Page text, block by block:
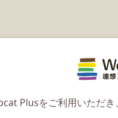
Plusをご利用いただき